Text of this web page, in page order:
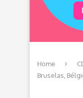
Home
Bruselas,